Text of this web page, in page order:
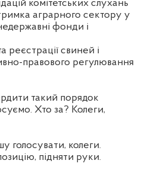
комітетських слухань
аграрного сектору у
фонди і
реєстрації свиней і
правового регулювання
такий порядок
Хто за? Колеги,
колеги.
підняти руки.